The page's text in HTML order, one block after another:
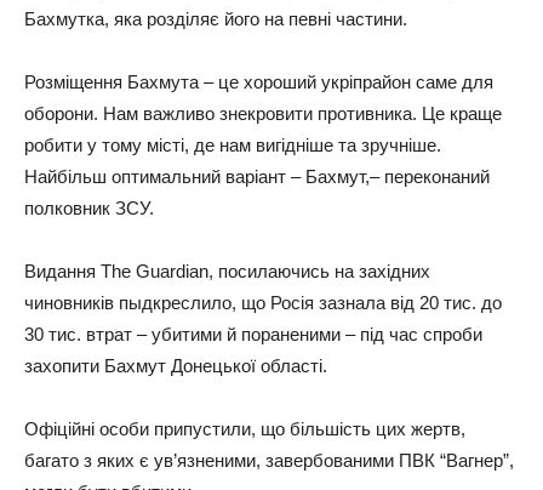
Бахмутка, яка розділяє його на певні частини.
Розміщення Бахмута – це хороший укріпрайон саме для
оборони. Нам важливо знекровити противника. Це краще
робити у тому місті, де нам вигідніше та зручніше.
Найбільш оптимальний варіант – Бахмут,– переконаний
полковник ЗСУ.
Видання The Guardian, посилаючись на західних
чиновників пыдкреслило, що Росія зазнала від 20 тис. до
30 тис. втрат – убитими й пораненими – під час спроби
захопити Бахмут Донецької області.
Офіційні особи припустили, що більшість цих жертв,
багато з яких є ув’язненими, завербованими ПВК “Вагнер”,